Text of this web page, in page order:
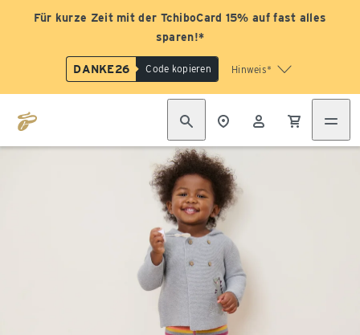
Für kurze Zeit mit der TchiboCard 15% auf fast alles
sparen!*
DANKE26 Code kopieren Hinweis*